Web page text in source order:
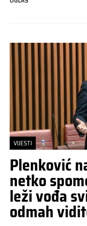
VIJESTI
Plenković
netko
leži vođa
odmah